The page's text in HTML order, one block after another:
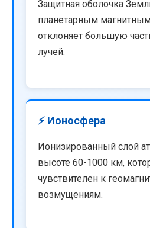
Защитная оболочка
планетарным
отклоняет большую
лучей.
⚡ Ионосфера
Ионизированный слой
высоте 60-1000 км,
чувствителен к
возмущениям.